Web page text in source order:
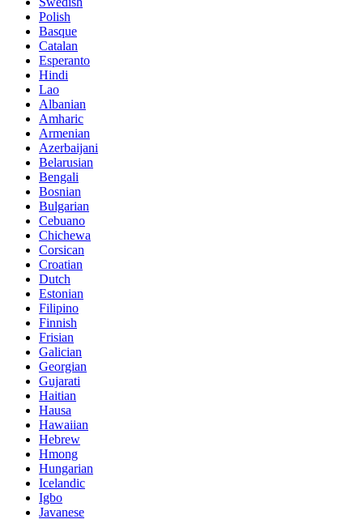
Polish
Basque
Catalan
Esperanto
Hindi
Lao
Albanian
Amharic
Armenian
Azerbaijani
Belarusian
Bengali
Bosnian
Bulgarian
Cebuano
Chichewa
Corsican
Croatian
Dutch
Estonian
Filipino
Finnish
Frisian
Galician
Georgian
Gujarati
Haitian
Hausa
Hawaiian
Hebrew
Hmong
Hungarian
Icelandic
Igbo
Javanese